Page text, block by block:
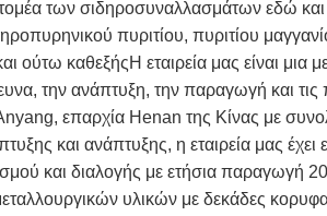
των σιδηροσυναλλασμάτων εδώ και
πυριτίου, πυριτίου
ούτω καθεξήςΗ εταιρεία μας είναι μια
την ανάπτυξη, την παραγωγή και τις
επαρχία Henan της Κίνας με
και ανάπτυξης, η εταιρεία μας
και διαλογής με ετήσια παραγωγή
υλικών με δεκάδες